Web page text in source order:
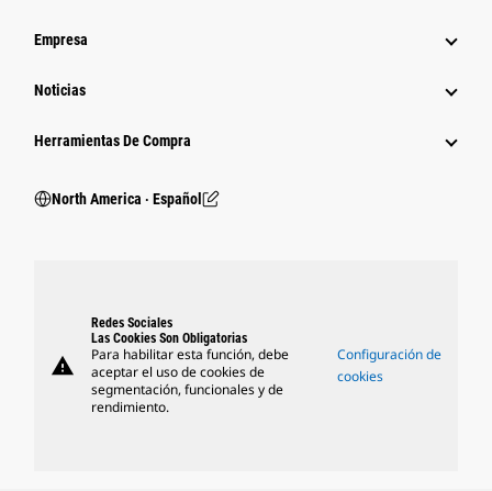
Empresa
Noticias
Herramientas De Compra
North America ‧ Español
warning
Redes Sociales
Las Cookies Son Obligatorias
Para habilitar esta función, debe
aceptar el uso de cookies de
segmentación, funcionales y de
rendimiento.
Configuración de
cookies